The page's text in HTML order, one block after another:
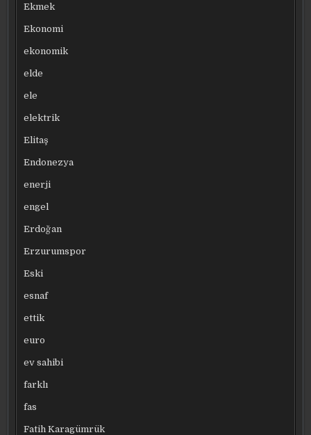
Ekmek
Ekonomi
ekonomik
elde
ele
elektrik
Elitaş
Endonezya
enerji
engel
Erdoğan
Erzurumspor
Eski
esnaf
ettik
euro
ev sahibi
farklı
fas
Fatih Karagümrük